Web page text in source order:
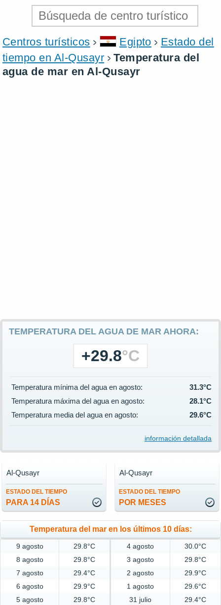
Centros turísticos Egipto
Estado del
tiempo en Al-Qusayr
Temperatura del
agua de mar en Al-Qusayr
TEMPERATURA DEL AGUA DE MAR AHORA:
+29.8°C
Temperatura mínima del agua en agosto:
31.3°C
Temperatura máxima del agua en agosto:
28.1°C
Temperatura media del agua en agosto:
29.6°C
información detallada
ESTADO DEL TIEMPO
PARA 14 DÍAS
Al-Qusayr
ESTADO DEL TIEMPO
POR MESES
Al-Qusayr
Temperatura del mar en los últimos 10 días:
9 agosto 29.8°C 4 agosto
30.0°C
8 agosto
29.8°C 3 agosto
29.8°C
7 agosto
29.4°C 2 agosto
29.9°C
6 agosto
29.9°C 1 agosto
29.6°C
5 agosto
29.8°C 31 julio 29.4°C